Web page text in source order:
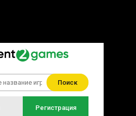
Поиск
Регистрация